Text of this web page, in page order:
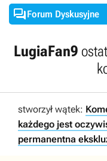
Forum Dyskusyjne
LugiaFan9
stworzył wątek:
każdego jest
permanentna